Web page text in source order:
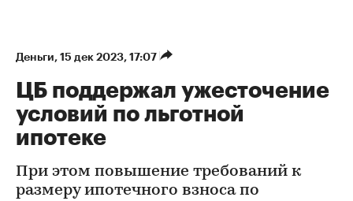
Деньги⁠, 15 дек 2023, 17:07
ЦБ поддержал ужесточение
условий по льготной
ипотеке
При этом повышение требований к
размеру ипотечного взноса по